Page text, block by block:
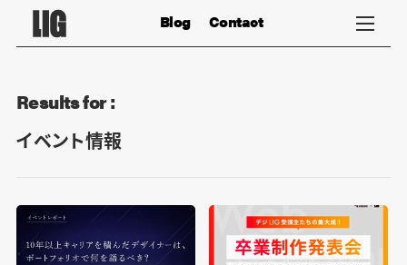
Contact
Blog
Results for :
イベント情報